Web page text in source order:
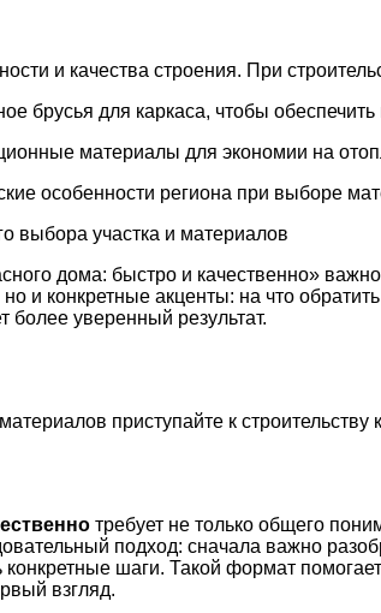
и качества строения. При
брусья для каркаса, чтобы
материалы для экономии на
особенности региона при выборе
выбора участка и материалов
дома: быстро и качественно»
и конкретные акценты: на что
уверенный результат.
приступайте к
требует не только общего
подход: сначала важно
конкретные шаги. Такой формат
взгляд.